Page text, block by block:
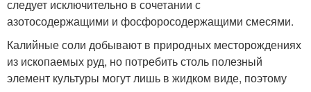
следует исключительно в сочетании с
азотосодержащими и фосфоросодержащими смесями.
Калийные соли добывают в природных месторождениях
из ископаемых руд, но потребить столь полезный
элемент культуры могут лишь в жидком виде, поэтому